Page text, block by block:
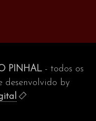
PINHAL- todos os
desenvolvido by